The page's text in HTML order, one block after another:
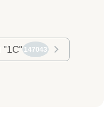
"1С" 147043